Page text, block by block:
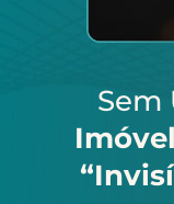
Sem